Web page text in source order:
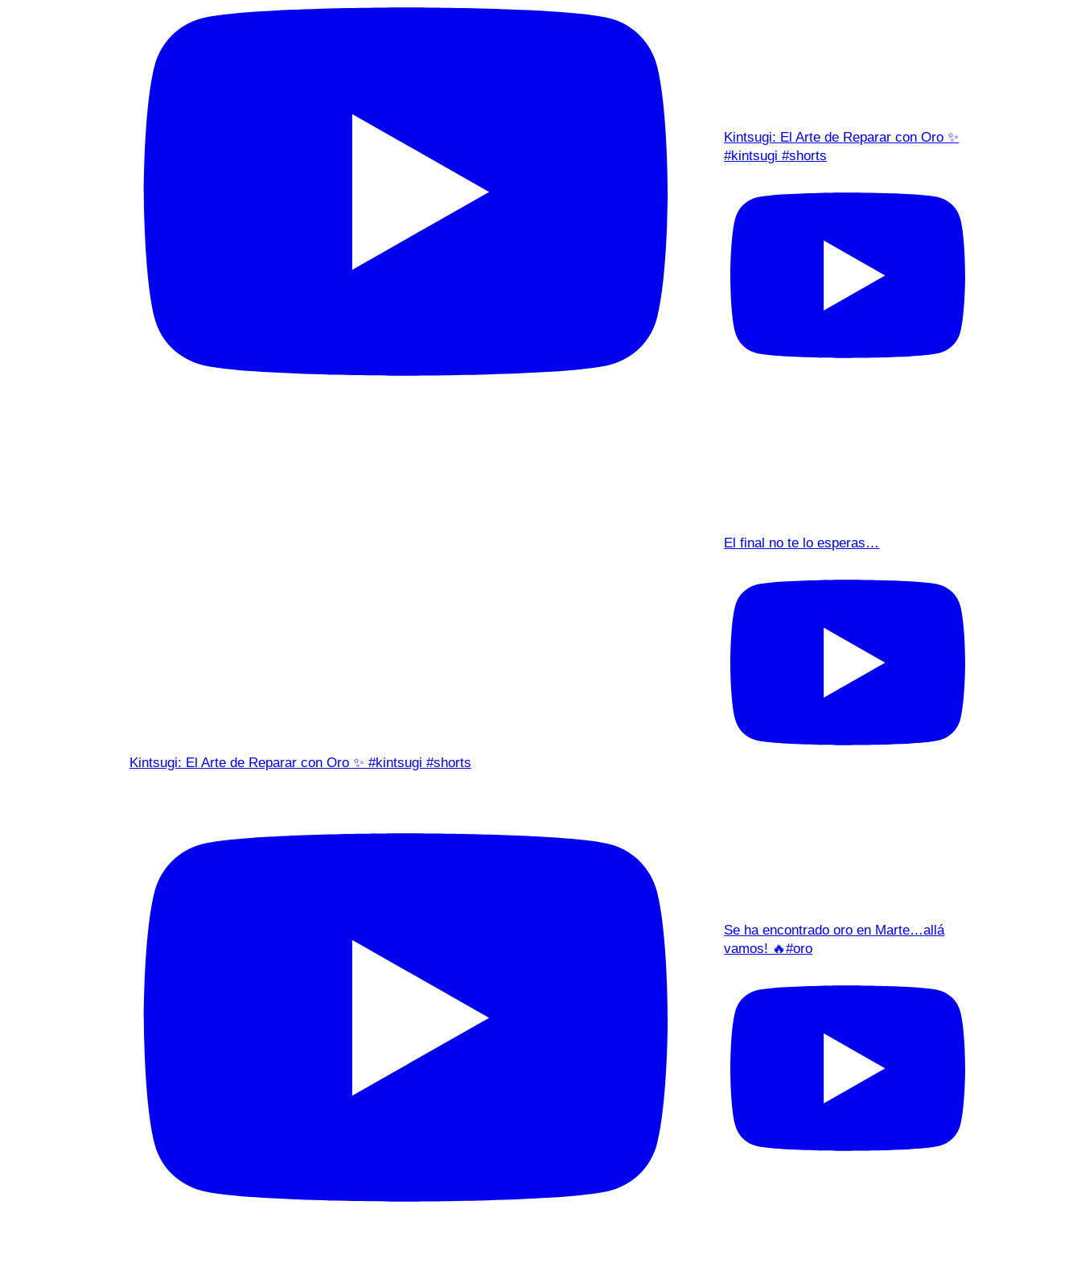
Kintsugi: El Arte de Reparar con Oro ✨ #kintsugi #shorts
Kintsugi: El Arte de Reparar con Oro ✨
#kintsugi #shorts
El final no te lo esperas…
Se ha encontrado oro en Marte…allá
vamos! 🔥#oro